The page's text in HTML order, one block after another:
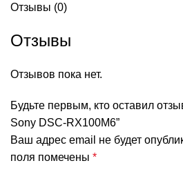
Отзывы (0)
Отзывы
Отзывов пока нет.
Будьте первым, кто оставил
Sony DSC-RX100M6”
Ваш адрес email не будет
поля помечены *